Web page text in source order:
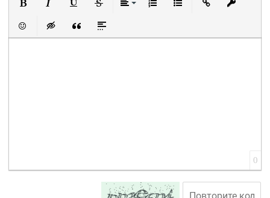
Вставить смайлик
Вставка скрытого текста
Вставка цитаты
Вставка спойлера
0